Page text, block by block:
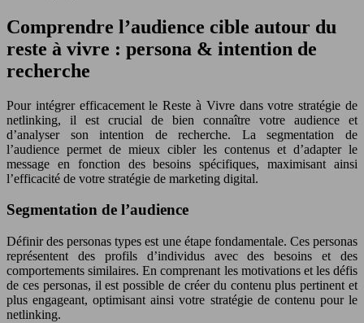
Comprendre l’audience cible autour du
reste à vivre : persona & intention de
recherche
Pour intégrer efficacement le Reste à Vivre dans votre stratégie de
netlinking, il est crucial de bien connaître votre audience et
d’analyser son intention de recherche. La segmentation de
l’audience permet de mieux cibler les contenus et d’adapter le
message en fonction des besoins spécifiques, maximisant ainsi
l’efficacité de votre stratégie de marketing digital.
Segmentation de l’audience
Définir des personas types est une étape fondamentale. Ces personas
représentent des profils d’individus avec des besoins et des
comportements similaires. En comprenant les motivations et les défis
de ces personas, il est possible de créer du contenu plus pertinent et
plus engageant, optimisant ainsi votre stratégie de contenu pour le
netlinking.